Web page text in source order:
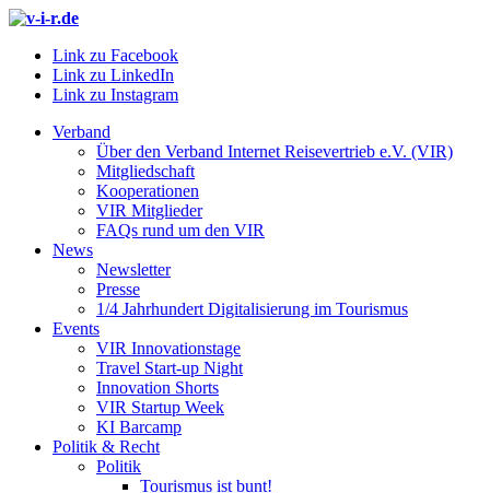
Link zu Facebook
Link zu LinkedIn
Link zu Instagram
Verband
Über den Verband Internet Reisevertrieb e.V. (VIR)
Mitgliedschaft
Kooperationen
VIR Mitglieder
FAQs rund um den VIR
News
Newsletter
Presse
1/4 Jahrhundert Digitalisierung im Tourismus
Events
VIR Innovationstage
Travel Start-up Night
Innovation Shorts
VIR Startup Week
KI Barcamp
Politik & Recht
Politik
Tourismus ist bunt!